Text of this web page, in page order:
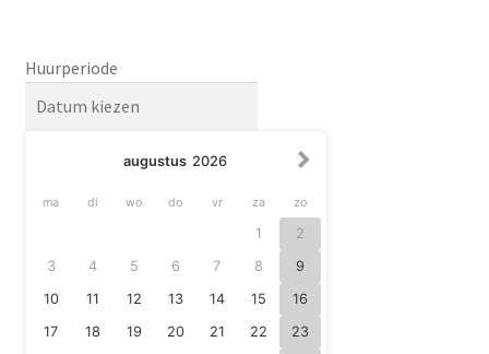
Huurperiode
augustus 2026
ma di wo do vr za zo
1
2
3
4 5 6 7 8
9
10
11 12 13 14 15
16
17
18 19 20 21 22
23